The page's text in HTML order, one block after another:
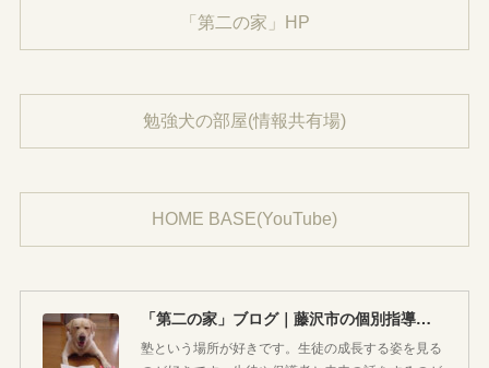
「第二の家」HP
勉強犬の部屋(情報共有場)
HOME BASE(YouTube)
「第二の家」ブログ｜藤沢市の個別指導塾のお話
塾という場所が好きです。生徒の成長する姿を見る